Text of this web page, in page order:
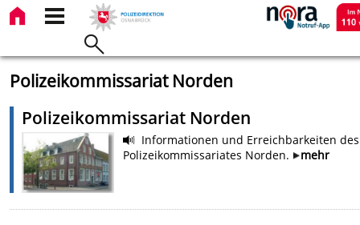
Polizeikommissariat Norden
Polizeikommissariat Norden
Informationen und Erreichbarkeiten des
Polizeikommissariates Norden.
mehr